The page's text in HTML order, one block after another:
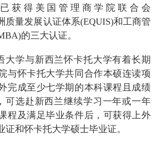
获得美国管理商学院联合会
质量发展认证体系(EQUIS)和工商管
的三大认证。
大学与新西兰怀卡托大学有着长期
与怀卡托大学共同合作本硕连读项
完成至少七学期的本科课程且成绩
可选赴新西兰继续学习一年或一年
程及满足毕业条件后，可获得上外
证和怀卡托大学硕士毕业证。